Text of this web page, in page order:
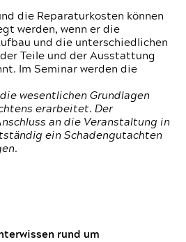
die Reparaturkosten können
werden, wenn er die
und die unterschiedlichen
Teile und der Ausstattung
Im Seminar werden die
wesentlichen Grundlagen
erarbeitet. Der
an die Veranstaltung in
ein Schadengutachten
rund um